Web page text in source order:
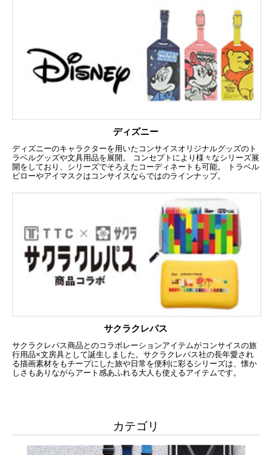
ディズニー
ディズニーのキャラクターを用いたコンサイスオリジナルグッズのト
ラベルグッズや文具用品を展開。 コンセプトにより様々なシリーズ展
開をしており、シリーズでそろえたコーディネートも可能。 トラベル
ピローやアイマスクはコンサイスならではのラインナップ。
サクラクレパス
サクラクレパス商品とのコラボレーションアイテムがコンサイスの旅
行用品×文房具として誕生しました。サクラクレパス社の長年愛され
る描画素材をもチープにした旅や日常を便利に彩るシリーズは、懐か
しさもありながらアート感あふれる大人も使えるアイテムです。
カテゴリ